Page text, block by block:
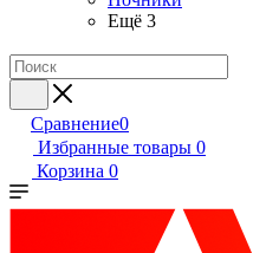
Ещё 3
Сравнение0
Избранные товары 0
Корзина 0